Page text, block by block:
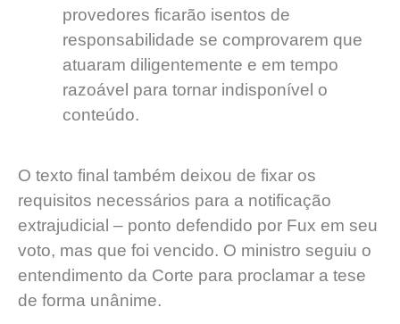
provedores ficarão isentos de
responsabilidade se comprovarem que
atuaram diligentemente e em tempo
razoável para tornar indisponível o
conteúdo.
O texto final também deixou de fixar os
requisitos necessários para a notificação
extrajudicial – ponto defendido por Fux em seu
voto, mas que foi vencido. O ministro seguiu o
entendimento da Corte para proclamar a tese
de forma unânime.